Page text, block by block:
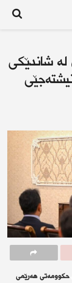
شاندێکی
سەرۆكی حکوومەتی هەرێمی